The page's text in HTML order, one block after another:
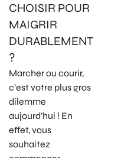
CHOISIR POUR
MAIGRIR
DURABLEMENT
?
Marcher ou courir,
c’est votre plus gros
dilemme
aujourd’hui ! En
effet, vous
souhaitez